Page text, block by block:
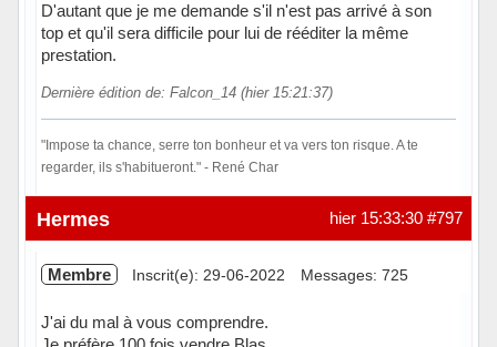
D'autant que je me demande s'il n'est pas arrivé à son
top et qu'il sera difficile pour lui de rééditer la même
prestation.
Dernière édition de: Falcon_14 (hier 15:21:37)
"Impose ta chance, serre ton bonheur et va vers ton risque. A te
regarder, ils s'habitueront." - René Char
Hors ligne #797
hier 15:33:30
Hermes
Membre Inscrit(e): 29-06-2022 Messages: 725
J'ai du mal à vous comprendre.